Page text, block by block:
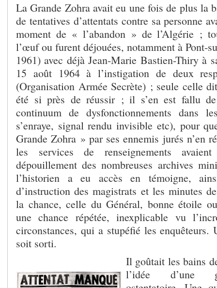
La Grande Zohra avait eu une fois de plus la
de tentatives d’attentats contre sa personne
moment de « l’abandon » de l’Algérie ;
l’œuf ou furent déjouées, notamment à Pont-
1961) avec déjà Jean-Marie Bastien-Thiry à
15 août 1964 à l’instigation de deux
(Organisation Armée Secrète) ; seule celle
été si près de réussir ; il s’en est fallu
continuum de dysfonctionnements dans
s’enraye, signal rendu invisible etc), pour
Grande Zohra » par ses ennemis jurés n’en
les services de renseignements
dépouillement des nombreuses archives
l’historien a eu accès en témoigne,
d’instruction des magistrats et les minutes
la chance, celle du Général, bonne étoile
une chance répétée, inexplicable vu
circonstances, qui a stupéfié les enquêteurs.
soit sorti.
Il goûtait les bains
l’idée d’une